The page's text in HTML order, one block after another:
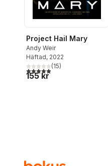
Project Hail Mary
Andy Weir
Häftad, 2022
4,9utav 5 stjärnor. Totalt
(15)
155 kr